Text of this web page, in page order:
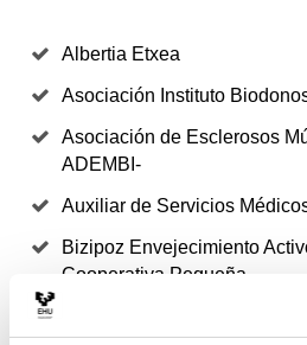
Albertia Etxea
Asociación Instituto
Asociación de Esclerosos
ADEMBI-
Auxiliar de Servicios
Bizipoz Envejecimiento
Cooperativa Pequeña